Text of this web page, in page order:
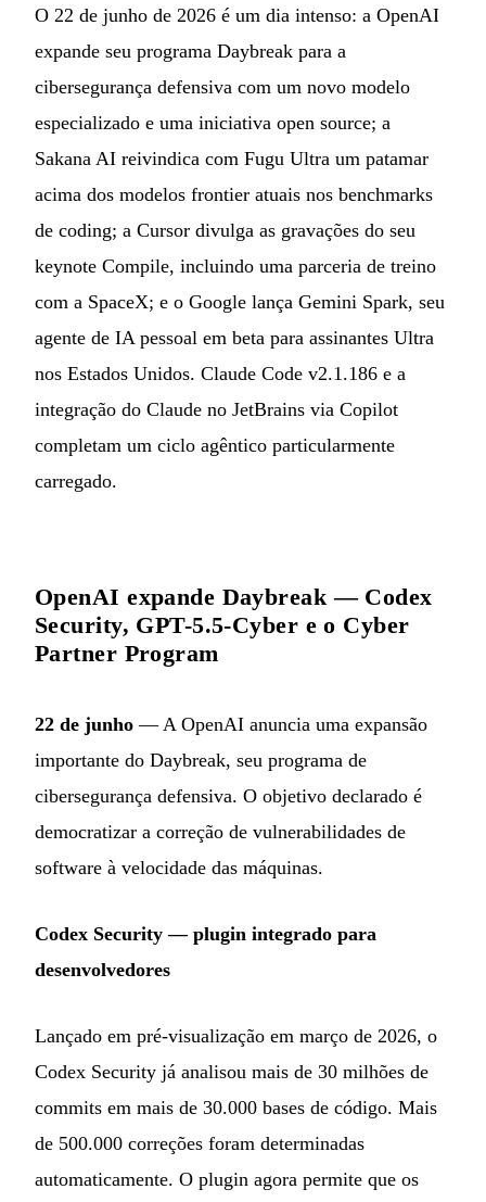
O 22 de junho de 2026 é um dia intenso: a OpenAI
expande seu programa Daybreak para a
cibersegurança defensiva com um novo modelo
especializado e uma iniciativa open source; a
Sakana AI reivindica com Fugu Ultra um patamar
acima dos modelos frontier atuais nos benchmarks
de coding; a Cursor divulga as gravações do seu
keynote Compile, incluindo uma parceria de treino
com a SpaceX; e o Google lança Gemini Spark, seu
agente de IA pessoal em beta para assinantes Ultra
nos Estados Unidos. Claude Code v2.1.186 e a
integração do Claude no JetBrains via Copilot
completam um ciclo agêntico particularmente
carregado.
OpenAI expande Daybreak — Codex
Security, GPT-5.5-Cyber e o Cyber
Partner Program
22 de junho — A OpenAI anuncia uma expansão
importante do Daybreak, seu programa de
cibersegurança defensiva. O objetivo declarado é
democratizar a correção de vulnerabilidades de
software à velocidade das máquinas.
Codex Security — plugin integrado para
desenvolvedores
Lançado em pré-visualização em março de 2026, o
Codex Security já analisou mais de 30 milhões de
commits em mais de 30.000 bases de código. Mais
de 500.000 correções foram determinadas
automaticamente. O plugin agora permite que os